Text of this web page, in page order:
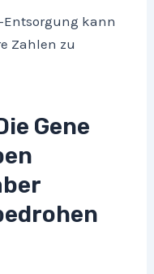
Entsorgung kann
Zahlen zu
Gene